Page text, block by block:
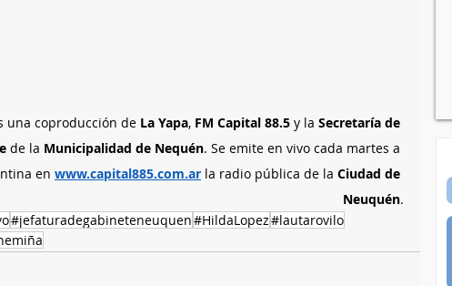
una coproducción de La Yapa, FM Capital 88.5 y la Secretaría de
de la Municipalidad de Nequén. Se emite en vivo cada martes a
en www.capital885.com.ar la radio pública de la Ciudad de
Neuquén.
#jefaturadegabineteneuquen#HildaLopez#lautarovilo